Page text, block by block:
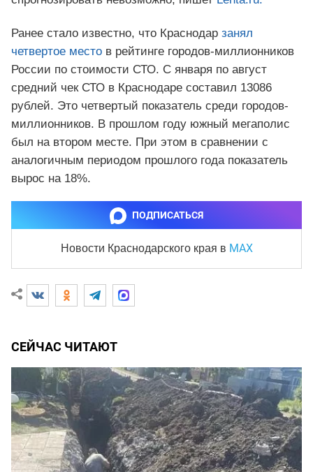
Ранее стало известно, что Краснодар занял
четвертое место в рейтинге городов-миллионников
России по стоимости СТО. С января по август
средний чек СТО в Краснодаре составил 13086
рублей. Это четвертый показатель среди городов-
миллионников. В прошлом году южный мегаполис
был на втором месте. При этом в сравнении с
аналогичным периодом прошлого года показатель
вырос на 18%.
ПОДПИСАТЬСЯ
Новости Краснодарского края в MAX
СЕЙЧАС ЧИТАЮТ